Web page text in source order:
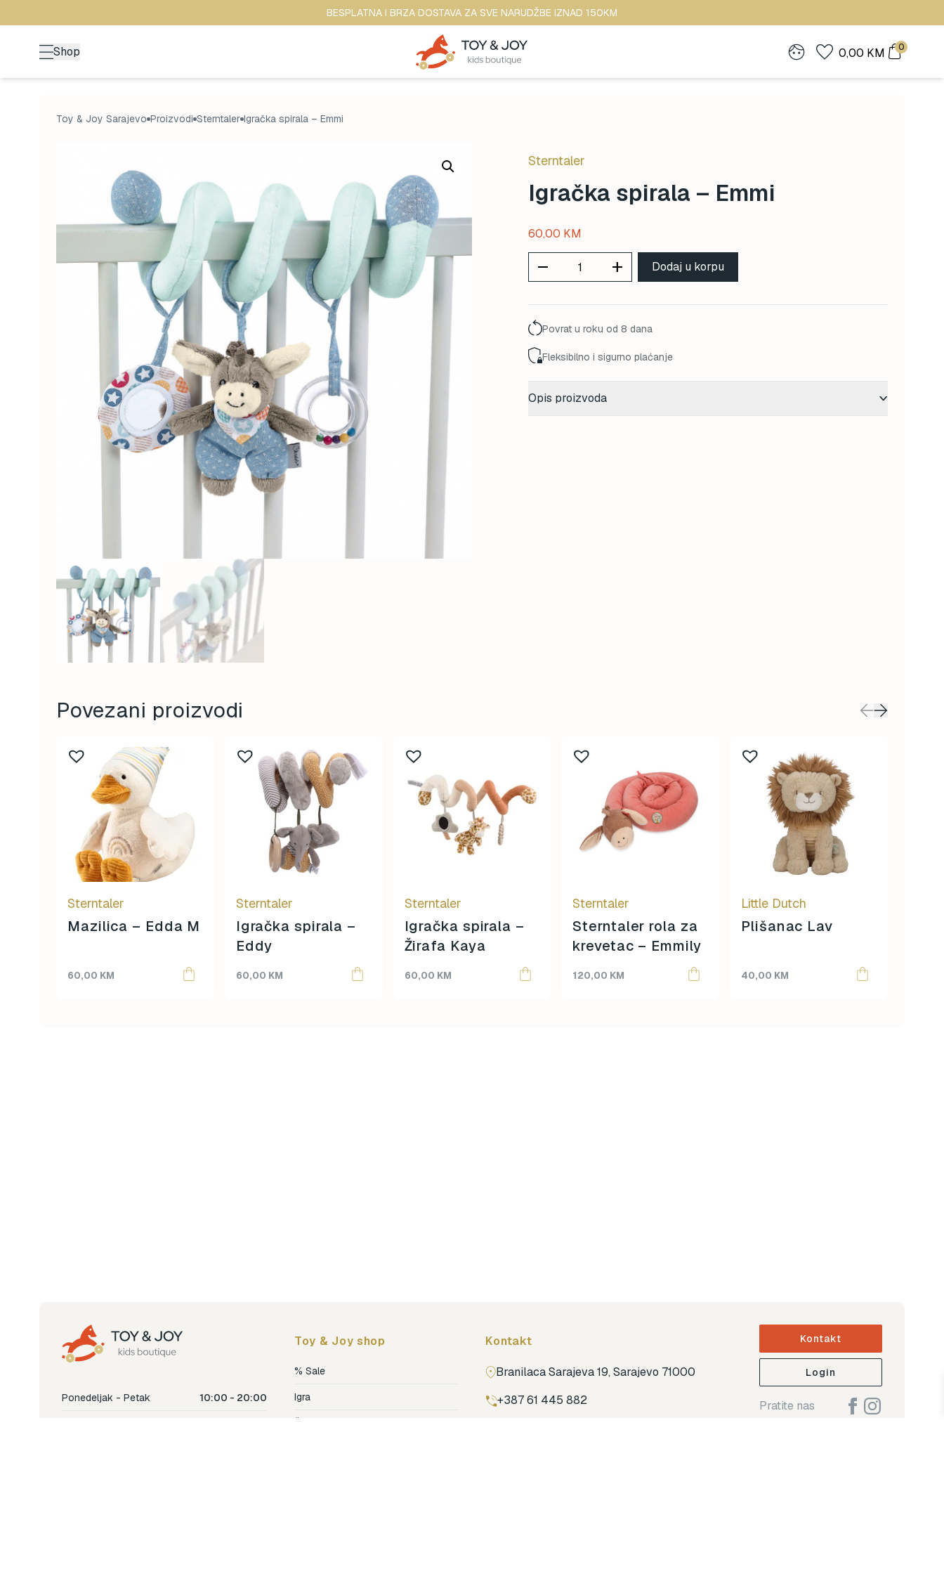
BESPLATNA I BRZA DOSTAVA ZA SVE NARUDŽBE IZNAD 150KM
Shop 0,00 KM 0
Toy & Joy Sarajevo Proizvodi Sterntaler Igračka spirala – Emmi
Sterntaler
Igračka spirala – Emmi
60,00 KM
remove add Dodaj u korpu
Povrat u roku od 8 dana
Fleksibilno i sigurno plaćanje
Opis proizvoda
Povezani proizvodi
Sterntaler
Mazilica – Edda M
60,00 KM
Sterntaler
Igračka spirala –
Eddy
60,00 KM
Sterntaler
Igračka spirala –
Žirafa Kaya
60,00 KM
Sterntaler
Sterntaler rola za
krevetac – Emmily
120,00 KM
Little Dutch
Plišanac Lav
40,00 KM
Ponedeljak - Petak 10:00 - 20:00
Toy & Joy shop
% Sale
Igra
Kontakt
Branilaca Sarajeva 19, Sarajevo 71000
+387 61 445 882
Kontakt
Login
Pratite nas